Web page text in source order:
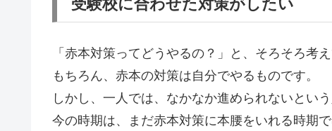
受験校に合わせた対策がしたい
「赤本対策ってどうやるの？」と、そろそろ考
もちろん、赤本の対策は自分でやるものです。
しかし、一人では、なかなか進められないとい
今の時期は、まだ赤本対策に本腰をいれる時期で